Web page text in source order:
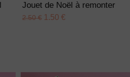
Jouet de Noël à remonter
2.50 € 1.50 €